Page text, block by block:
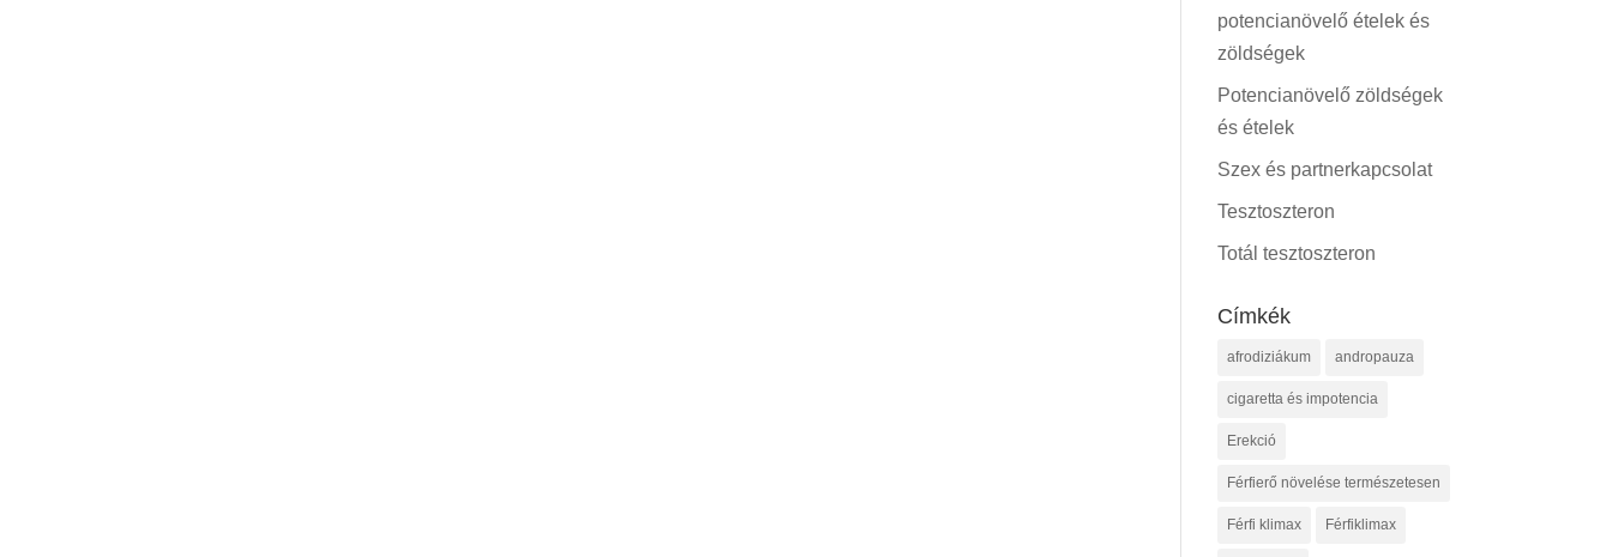
potencianövelő ételek és
zöldségek
Potencianövelő zöldségek
és ételek
Szex és partnerkapcsolat
Tesztoszteron
Totál tesztoszteron
Címkék
afrodiziákum andropauza
cigaretta és impotencia
Erekció
Férfierő növelése természetesen
Férfi klimax Férfiklimax